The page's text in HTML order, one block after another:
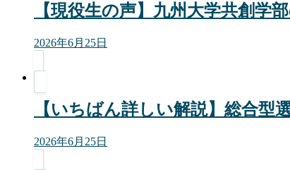
【現役生の声】九州大学共創学
2026年6月25日
【いちばん詳しい解説】総合型
2026年6月25日